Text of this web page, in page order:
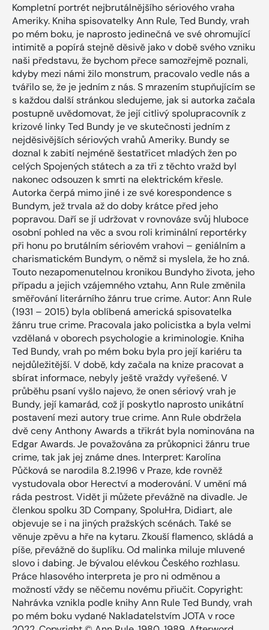
Kompletní portrét nejbrutálnějšího sériového vraha
Ameriky. Kniha spisovatelky Ann Rule, Ted Bundy, vrah
po mém boku, je naprosto jedinečná ve své ohromující
intimitě a popírá stejně děsivě jako v době svého vzniku
naši představu, že bychom přece samozřejmě poznali,
kdyby mezi námi žilo monstrum, pracovalo vedle nás a
tvářilo se, že je jedním z nás. S mrazením stupňujícím se
s každou další stránkou sledujeme, jak si autorka začala
postupně uvědomovat, že její citlivý spolupracovník z
krizové linky Ted Bundy je ve skutečnosti jedním z
nejděsivějších sériových vrahů Ameriky. Bundy se
doznal k zabití nejméně šestatřicet mladých žen po
celých Spojených státech a za tři z těchto vražd byl
nakonec odsouzen k smrti na elektrickém křesle.
Autorka čerpá mimo jiné i ze své korespondence s
Bundym, jež trvala až do doby krátce před jeho
popravou. Daří se jí udržovat v rovnováze svůj hluboce
osobní pohled na věc a svou roli kriminální reportérky
při honu po brutálním sériovém vrahovi – geniálním a
charismatickém Bundym, o němž si myslela, že ho zná.
Touto nezapomenutelnou kronikou Bundyho života, jeho
případu a jejich vzájemného vztahu, Ann Rule změnila
směřování literárního žánru true crime. Autor: Ann Rule
(1931 – 2015) byla oblíbená americká spisovatelka
žánru true crime. Pracovala jako policistka a byla velmi
vzdělaná v oborech psychologie a kriminologie. Kniha
Ted Bundy, vrah po mém boku byla pro její kariéru ta
nejdůležitější. V době, kdy začala na knize pracovat a
sbírat informace, nebyly ještě vraždy vyřešené. V
průběhu psaní vyšlo najevo, že onen sériový vrah je
Bundy, její kamarád, což jí poskytlo naprosto unikátní
postavení mezi autory true crime. Ann Rule obdržela
dvě ceny Anthony Awards a třikrát byla nominována na
Edgar Awards. Je považována za průkopnici žánru true
crime, tak jak jej známe dnes. Interpret: Karolína
Půčková se narodila 8.2.1996 v Praze, kde rovněž
vystudovala obor Herectví a moderování. V umění má
ráda pestrost. Vidět ji můžete převážně na divadle. Je
členkou spolku 3D Company, SpoluHra, Didiart, ale
objevuje se i na jiných pražských scénách. Také se
věnuje zpěvu a hře na kytaru. Zkouší flamenco, skládá a
píše, převážně do šuplíku. Od malinka miluje mluvené
slovo i dabing. Je bývalou elévkou Českého rozhlasu.
Práce hlasového interpreta je pro ni odměnou a
možností vždy se něčemu novému přiučit. Copyright:
Nahrávka vznikla podle knihy Ann Rule Ted Bundy, vrah
po mém boku vydané Nakladatelstvím JOTA v roce